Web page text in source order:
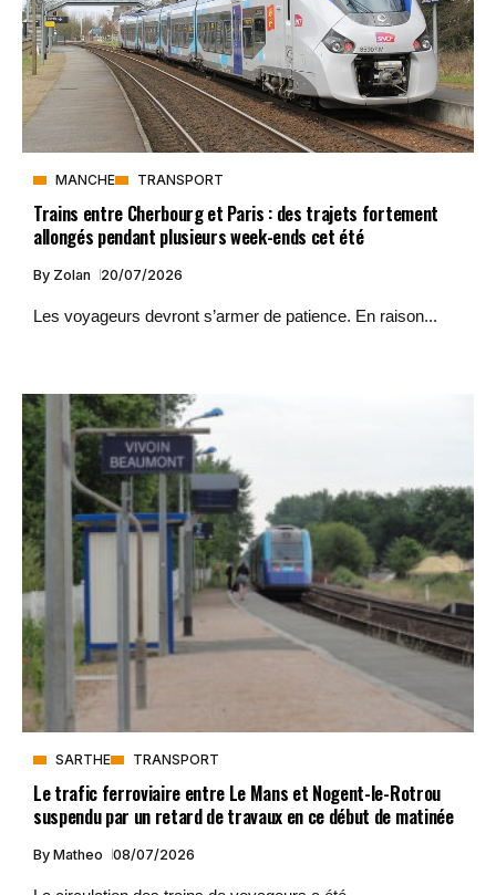
MANCHE TRANSPORT
Trains entre Cherbourg et Paris : des trajets fortement
allongés pendant plusieurs week-ends cet été
By Zolan 20/07/2026
Les voyageurs devront s’armer de patience. En raison...
SARTHE TRANSPORT
Le trafic ferroviaire entre Le Mans et Nogent-le-Rotrou
suspendu par un retard de travaux en ce début de matinée
By Matheo 08/07/2026